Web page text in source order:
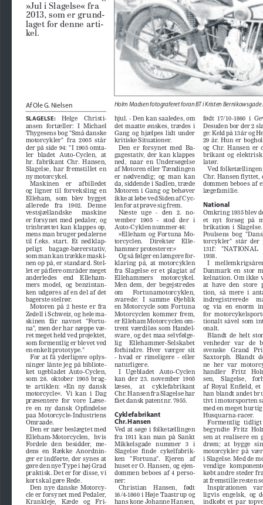
»Jul i Slagelse« fra
2013, som er grund-
laget for denne arti-
kel.
Af Ole G. Nielsen
SLAGELSE:
    Helge    Christi
-
ansen  fortæller:  I  Michael
Thygesens bog "Små danske
motorcykler"  fra  2005  står
der  på  side  94:  "I  1905  omta
ler   bladet   Auto-Cyclen,   at
hr.  fabrikant  Chr.  Hansen,
Slagelse,  har  fremstillet  en
ny motorcykel.
Maskinen     er     af billedet
og  ligner  til  forveksling  en
Elleham,   som   blev   bygget
allerede    fra    1902.    Denne
vestsjællandske      maskine
er  forsynet  med  pedaler,  og
trinbrættet  kan  klappes  op,
mens man bruger pedalerne
til  f.eks.  start.  Et  nedklap-
peligt    bagage-bærerstativ,
som man kan trække maski-
nen op på, er standard. Stel-
let er på flere områder meget
anderledes    end    Elleham-
mers  model,  og  benzintan-
ken  udgøres  af  en  del  af  det
bagerste stelrør.
Motoren  på  2  heste  er  fra
Zedell i Schweiz, og hele ma
skinen   får   navnet   "Fortu
na", men der har næppe væ-
ret meget held ved projektet,
som formentlig er blevet ved
en enkelt prototype."
For  at  få  yderligere  oplys-
ninger  lånte  jeg  på  bibliote
ket  ugebladet  Auto-Cyclen,
som  26.  oktober  1905  brag-
te  artiklen:  »En  ny  dansk
motorcycle«.  Vi  kan  i  Dag
præsentere  for  vore  Læse-
re  en  ny  dansk  Opfindelse
paa  Motorcycle-Industriens
Omraade.
Den er nær beslægtet med
Elleham-Motorcyclen,   hvis
Fordele   den   besidder,   me-
dens  en  Række  Anordnin-
ger er indførte, der synes at
gøre den nye Type i høj Grad
praktisk. Det er for disse, vi
kort skal gøre Rede.
Den  nye  danske  Motorcy-
cle er forsynet med Pedaler,
Krankleje,    Kæde    og    Fri-
hjul. - Den kan saaledes, om
det  maatte  ønskes,  trædes  i
Gang  og  hjælpes  lidt  under
kritiske Situationer.
Den  er  forsynet  med  Ba
gagestativ,  der  kan  klappes
ned,  naar  en  Undersøgelse
af Motoren eller Tændingen
er  nødvendig;  og  man  kan
da, siddende i Sadlen, træde
Motoren  i  Gang  og  behøver
ikke at løbe ved Siden af Cyc-
len for at prøve sig frem.
Næste   uge   -   den   2.   no-
vember   1905   -   stod   der   i
Auto-Cyklen nummer 46:
»Elleham  og  Fortuna  Mo-
torcyclen.    Direktør    Elle-
hammer protesterer.«
Og så følger en længere for-
klaring  på,  at  motorcyklen
fra  Slagelse  er  et  plagiat  af
Ellehammers
motorcykel.
Men  dem,  der  begejstredes
om      Fortunamotorcyklen,
svarede:   I   samme   Øjeblik
en  Motorcycle  som  Fortuna
Motorcyclen  kommer  frem,
er Elleham Motorcyclen om
trent  værdiløs  som  Handel-
svare,  og  det  maa  selvfølge-
lig     Ellehammer-Selskabet
forhindre.  Hver  værger  sit
-  hvad  er  rimeligere  -  eller
naturligere.
I   Ugebladet   Auto-Cyclen
kan  der  23.  november  1905
læses,     at     cyklefabrikant
Chr. Hansen fra Slagelse har
fået dansk patent nr. 7955.
Cyklefabrikant
Chr. Hansen
Ved at søge i folketællingen
fra  1911  kan  man  på  Sankt
Mikkelsgade   nummer   3   i
Slagelse   finde   cykelfabrik-
ken   "Fortuna".   Ejeren   af
huset er O. Hansen, og ejen-
dommen  beboes  af  4  perso-
ner:
Christian    Hansen,    født
16/4-1860 i Høje Taastrup og
hans kone Johanne Hansen,
født  17/10-1860  i
Desuden bor der 2
ge: Keld på 13 år og
29  år.  Hun  er
og  Chr.  Hansen  er
brikant  og
latør.
Ved folketællingen
Chr. Hansen flyttet,
dommen  beboes  af
lægefamilie.
National
Omkring 1935 blev
et   nyt   forsøg   på
brikation  i
Poulsens  bog
torcykler"  står  der
131f:    "NATIONAL
1938.
I
Danmark  en  stor
kelnation. Om ikke
at  have  den  store
tion,  så  mere  i
indregistrerede
og  via  en  enorm
for
tionalt  såvel  som
onalt.
Blandt  de  helt
venheder   var   de
svenske   Grand
Saxtorph.  Blandt
ne   her   var
handler    Fritz
sen,    Slagelse,
af  Royal  Enfield,
han blandt andet
tivt i motorsporten
med en meget
Husquarna-racer.
Formentlig
begyndte  Fritz
sen  at  realisere  en
drøm;   at   bygge
motorcykler  på
i Slagelse. Med de
vendige
købt andre steder
at fremstille resten
Inspirationen    var
ligvis  engelsk,  og
indkøbt  et  par
Holm Madsen fotograferet foran BT i Kristen